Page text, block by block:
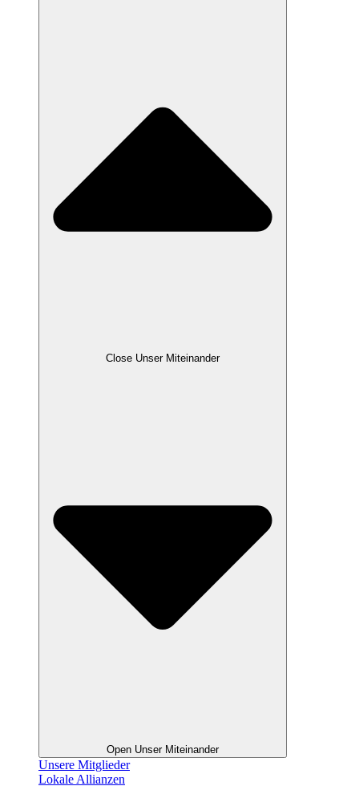
Close Unser Miteinander
Open Unser Miteinander
Unsere Mitglieder
Lokale Allianzen